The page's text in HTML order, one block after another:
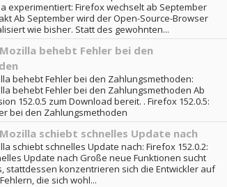
experimentiert: Firefox wechselt ab September
Ab September wird der Open-Source-Browser
wie bisher. Statt des gewohnten...
behebt Fehler bei den
behebt Fehler bei den Zahlungsmethoden:
behebt Fehler bei den Zahlungsmethoden Ab
152.0.5 zum Download bereit. . Firefox 152.0.5:
bei den Zahlungsmethoden
schiebt schnelles Update nach
schiebt schnelles Update nach: Firefox 152.0.2:
Update nach Große neue Funktionen sucht
stattdessen konzentrieren sich die Entwickler auf
die sich wohl...